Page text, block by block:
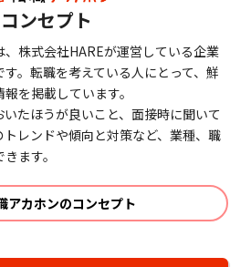
コンセプト
株式会社HAREが運営している企業
。転職を考えている人にとって、鮮
を掲載しています。
たほうが良いこと、面接時に聞いて
レンドや傾向と対策など、業種、職
ます。
アカホンのコンセプト